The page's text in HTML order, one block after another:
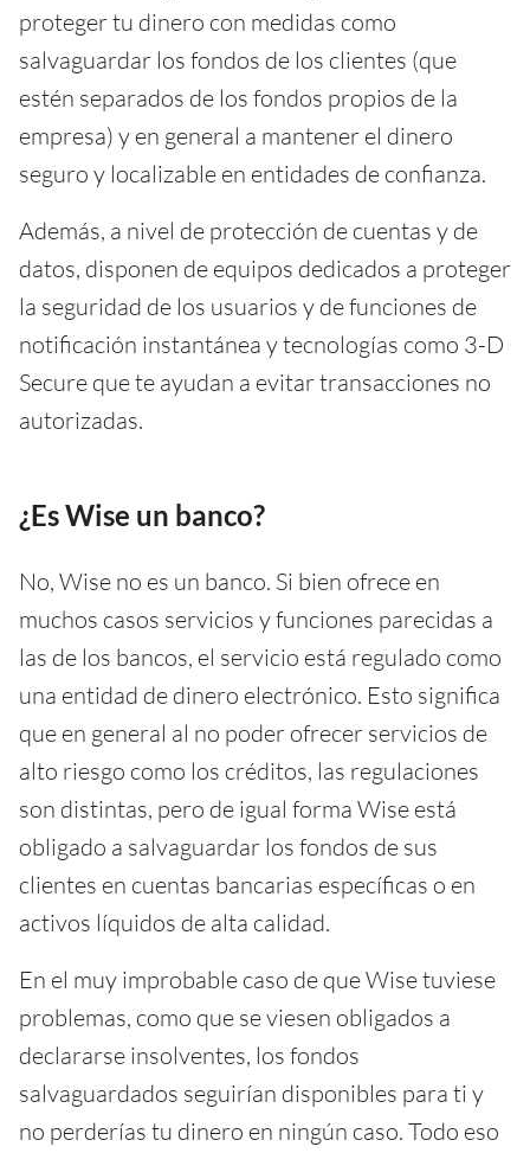
proteger tu dinero con medidas como
salvaguardar los fondos de los clientes (que
estén separados de los fondos propios de la
empresa) y en general a mantener el dinero
seguro y localizable en entidades de confianza.
Además, a nivel de protección de cuentas y de
datos, disponen de equipos dedicados a proteger
la seguridad de los usuarios y de funciones de
notificación instantánea y tecnologías como 3-D
Secure que te ayudan a evitar transacciones no
autorizadas.
¿Es Wise un banco?
No, Wise no es un banco. Si bien ofrece en
muchos casos servicios y funciones parecidas a
las de los bancos, el servicio está regulado como
una entidad de dinero electrónico. Esto significa
que en general al no poder ofrecer servicios de
alto riesgo como los créditos, las regulaciones
son distintas, pero de igual forma Wise está
obligado a salvaguardar los fondos de sus
clientes en cuentas bancarias específicas o en
activos líquidos de alta calidad.
En el muy improbable caso de que Wise tuviese
problemas, como que se viesen obligados a
declararse insolventes, los fondos
salvaguardados seguirían disponibles para ti y
no perderías tu dinero en ningún caso. Todo eso